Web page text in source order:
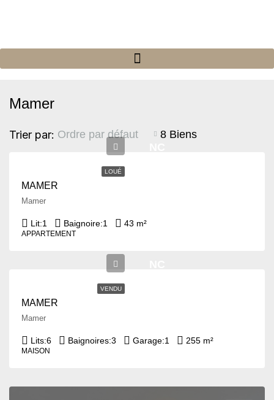
Mamer
8 Biens
Trier par: Ordre par défaut
LOUÉ
MAMER
Mamer
Lit:1 Baignoire:1 43 m²
APPARTEMENT
VENDU
MAMER
Mamer
Lits:6 Baignoires:3 Garage:1 255 m²
MAISON